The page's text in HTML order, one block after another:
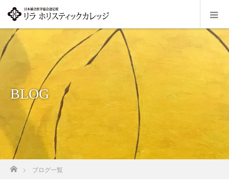
BLOG
ブログ一覧